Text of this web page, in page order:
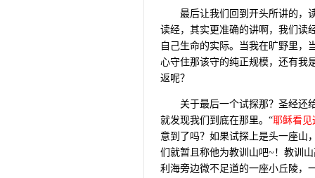
最后让我们回到开头所讲的，
读经，其实更准确的讲啊，我们读
自己生命的实际。当我在旷野里，
心守住那该守的纯正规模，还有我
返呢？
关于最后一个试探那？圣经还
就发现我们到底在那里。“耶稣看见
意到了吗？如果试探上是头一座山
们就暂且称他为教训山吧~！教训
利海旁边微不足道的一座小丘陵，